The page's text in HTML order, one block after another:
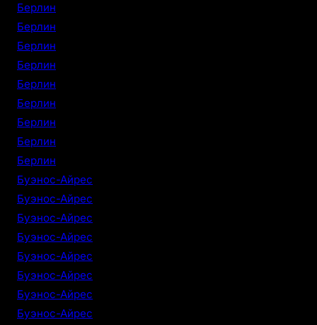
Берлин
Берлин
Берлин
Берлин
Берлин
Берлин
Берлин
Берлин
Берлин
Буэнос-Айрес
Буэнос-Айрес
Буэнос-Айрес
Буэнос-Айрес
Буэнос-Айрес
Буэнос-Айрес
Буэнос-Айрес
Буэнос-Айрес